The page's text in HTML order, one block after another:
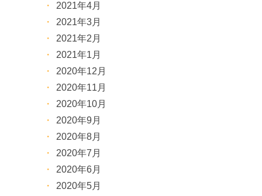
2021年4月
2021年3月
2021年2月
2021年1月
2020年12月
2020年11月
2020年10月
2020年9月
2020年8月
2020年7月
2020年6月
2020年5月